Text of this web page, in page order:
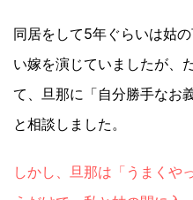
同居をして5年ぐらいは姑
い嫁を演じていましたが、
て、旦那に「自分勝手なお
と相談しました。
しかし、旦那は「うまくや